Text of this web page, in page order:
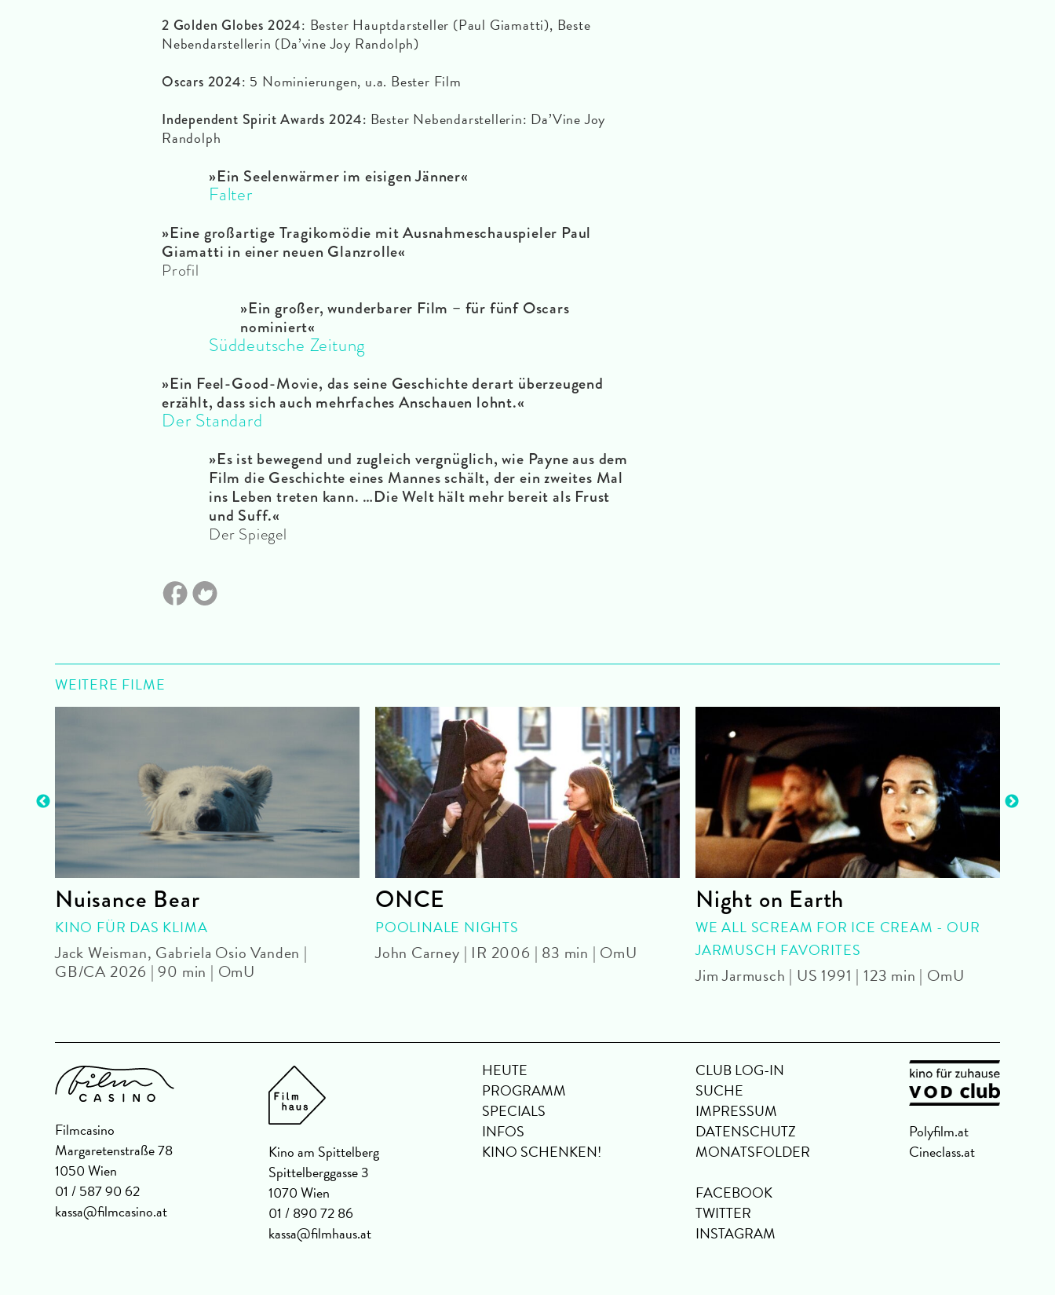
2 Golden Globes 2024: Bester Hauptdarsteller (Paul Giamatti), Beste
Nebendarstellerin (Da’vine Joy Randolph)
Oscars 2024: 5 Nominierungen, u.a. Bester Film
Independent Spirit Awards 2024: Bester Nebendarstellerin: Da’Vine Joy
Randolph
»Ein Seelenwärmer im eisigen Jänner«
Falter
»Eine großartige Tragikomödie mit Ausnahmeschauspieler Paul
Giamatti in einer neuen Glanzrolle«
Profil
»Ein großer, wunderbarer Film – für fünf Oscars
nominiert«
Süddeutsche Zeitung
»Ein Feel-Good-Movie, das seine Geschichte derart überzeugend
erzählt, dass sich auch mehrfaches Anschauen lohnt.«
Der Standard
»Es ist bewegend und zugleich vergnüglich, wie Payne aus dem
Film die Geschichte eines Mannes schält, der ein zweites Mal
ins Leben treten kann. …Die Welt hält mehr bereit als Frust
und Suff.«
Der Spiegel
WEITERE FILME
Nuisance Bear
KINO FÜR DAS KLIMA
Jack Weisman, Gabriela Osio Vanden |
GB/CA 2026 | 90 min | OmU
ONCE
POOLINALE NIGHTS
John Carney | IR 2006 | 83 min | OmU
Night on Earth
WE ALL SCREAM FOR ICE CREAM - OUR
JARMUSCH FAVORITES
Jim Jarmusch | US 1991 | 123 min | OmU
Filmcasino
Margaretenstraße 78
1050 Wien
01 / 587 90 62
kassa@filmcasino.at
Kino am Spittelberg
Spittelberggasse 3
1070 Wien
01 / 890 72 86
kassa@filmhaus.at
HEUTE
PROGRAMM
SPECIALS
INFOS
KINO SCHENKEN!
CLUB LOG-IN
SUCHE
IMPRESSUM
DATENSCHUTZ
MONATSFOLDER
FACEBOOK
TWITTER
INSTAGRAM
Polyfilm.at
Cineclass.at